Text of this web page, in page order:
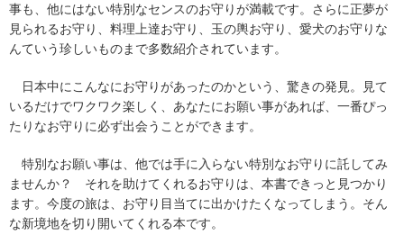
事も、他にはない特別なセンスのお守りが満載です。さらに正夢が
見られるお守り、料理上達お守り、玉の輿お守り、愛犬のお守りな
んていう珍しいものまで多数紹介されています。
日本中にこんなにお守りがあったのかという、驚きの発見。見て
いるだけでワクワク楽しく、あなたにお願い事があれば、一番ぴっ
たりなお守りに必ず出会うことができます。
特別なお願い事は、他では手に入らない特別なお守りに託してみ
ませんか？ それを助けてくれるお守りは、本書できっと見つかり
ます。今度の旅は、お守り目当てに出かけたくなってしまう。そん
な新境地を切り開いてくれる本です。